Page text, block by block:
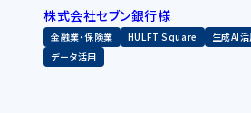
株式会社セブン銀行様
金融業・保険業 HULFT Square 生成AI
データ活用